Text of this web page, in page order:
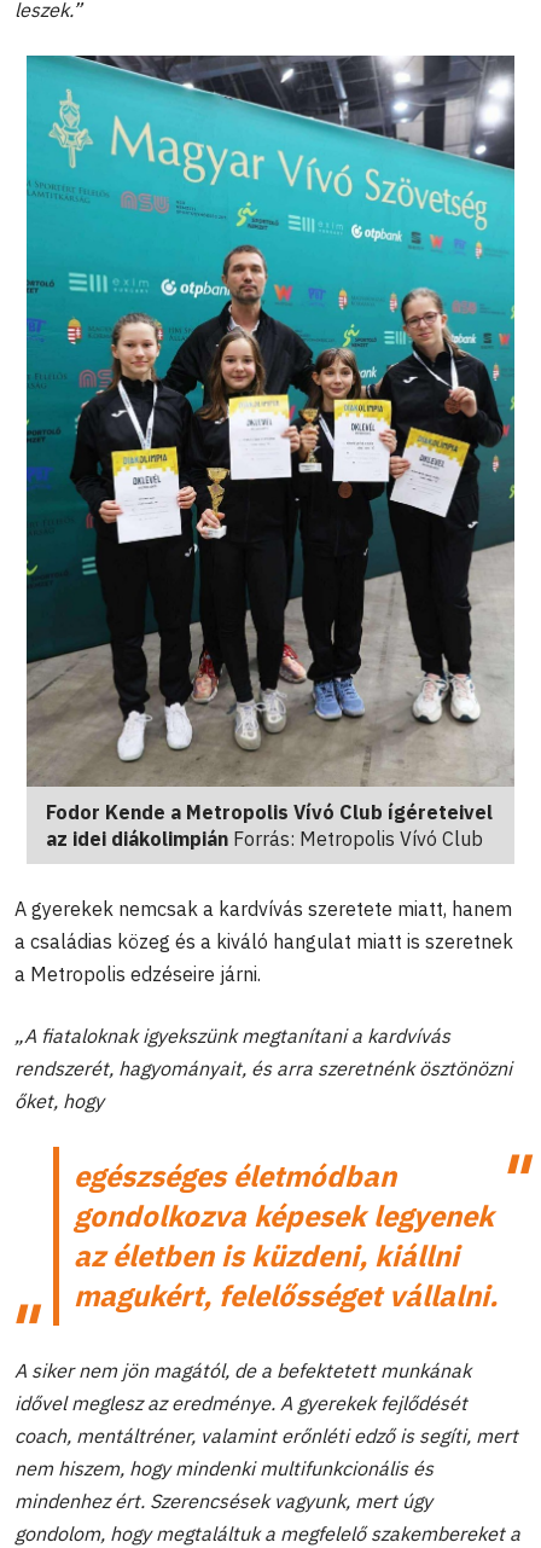
leszek.”
Fodor Kende a Metropolis Vívó Club ígéreteivel
az idei diákolimpián Forrás: Metropolis Vívó Club
A gyerekek nemcsak a kardvívás szeretete miatt, hanem
a családias közeg és a kiváló hangulat miatt is szeretnek
a Metropolis edzéseire járni.
„A fiataloknak igyekszünk megtanítani a kardvívás
rendszerét, hagyományait, és arra szeretnénk ösztönözni
őket, hogy
egészséges életmódban
gondolkozva képesek legyenek
az életben is küzdeni, kiállni
magukért, felelősséget vállalni.
A siker nem jön magától, de a befektetett munkának
idővel meglesz az eredménye. A gyerekek fejlődését
coach, mentáltréner, valamint erőnléti edző is segíti, mert
nem hiszem, hogy mindenki multifunkcionális és
mindenhez ért. Szerencsések vagyunk, mert úgy
gondolom, hogy megtaláltuk a megfelelő szakembereket a